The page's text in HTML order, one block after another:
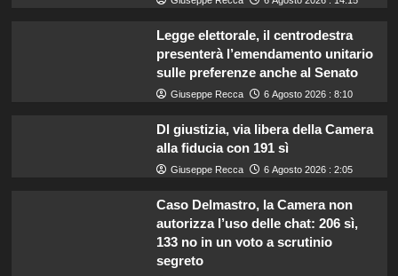
Legge elettorale, il centrodestra
presenterà l’emendamento unitario
sulle preferenze anche al Senato
Giuseppe Recca 6 Agosto 2026 : 8:10
Dl giustizia, via libera della Camera
alla fiducia con 191 sì
Giuseppe Recca 6 Agosto 2026 : 2:05
Caso Delmastro, la Camera non
autorizza l’uso delle chat: 206 sì,
133 no in un voto a scrutinio
segreto